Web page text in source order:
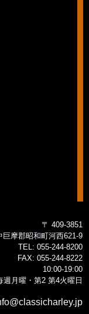
〒 409-3851
巨摩郡昭和町河西621-9
TEL: 055-244-8200
FAX: 055-244-8222
10:00-19:00
週月曜・第2 第4火曜日